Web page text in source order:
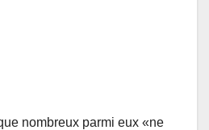
nombreux parmi eux «ne